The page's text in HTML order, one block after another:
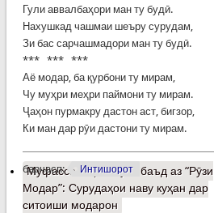
Гули аввалбаҳори ман ту будӣ.
Нахушкад чашмаи шеъру сурудам,
Зи бас сарчашмадори ман ту будӣ.
*** *** ***
Аё модар, ба қурбони ту мирам,
Чу муҳри меҳри паймони ту мирам.
Ҷаҳон пурмакру дастон аст, бигзор,
Ки ман дар рӯи дастони ту мирам.
барчасп: Интишорот
Муфассалтаро Рӯзе баъд аз “Рӯзи
Модар”: Сурудаҳои наву куҳан дар
ситоиши модарон